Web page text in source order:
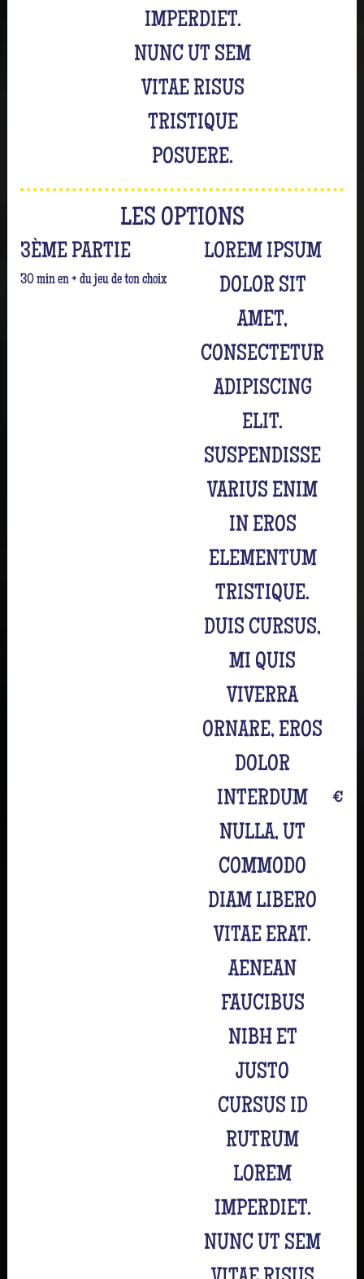
IMPERDIET.
NUNC UT SEM
VITAE RISUS
TRISTIQUE
POSUERE.
LES OPTIONS
3ÈME PARTIE
30 min en + du jeu de ton choix
LOREM IPSUM
DOLOR SIT
AMET,
CONSECTETUR
ADIPISCING
ELIT.
SUSPENDISSE
VARIUS ENIM
IN EROS
ELEMENTUM
TRISTIQUE.
DUIS CURSUS,
MI QUIS
VIVERRA
ORNARE, EROS
DOLOR
INTERDUM
NULLA, UT
COMMODO
DIAM LIBERO
VITAE ERAT.
AENEAN
FAUCIBUS
NIBH ET
JUSTO
CURSUS ID
RUTRUM
LOREM
IMPERDIET.
NUNC UT SEM
€